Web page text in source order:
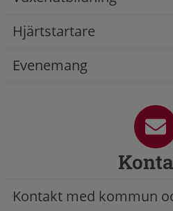
Hjärtstartare
Evenemang
Kontakt med kommun